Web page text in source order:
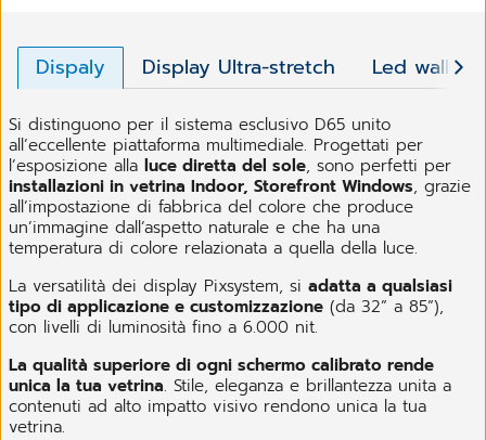
Dispaly Display Ultra-stretch Led wall
Si distinguono per il sistema esclusivo D65 unito
all’eccellente piattaforma multimediale. Progettati per
l’esposizione alla luce diretta del sole, sono perfetti per
installazioni in vetrina Indoor, Storefront Windows, grazie
all’impostazione di fabbrica del colore che produce
un’immagine dall’aspetto naturale e che ha una
temperatura di colore relazionata a quella della luce.
La versatilità dei display Pixsystem, si adatta a qualsiasi
tipo di applicazione e customizzazione (da 32” a 85”),
con livelli di luminosità fino a 6.000 nit.
La qualità superiore di ogni schermo calibrato rende
unica la tua vetrina. Stile, eleganza e brillantezza unita a
contenuti ad alto impatto visivo rendono unica la tua
vetrina.